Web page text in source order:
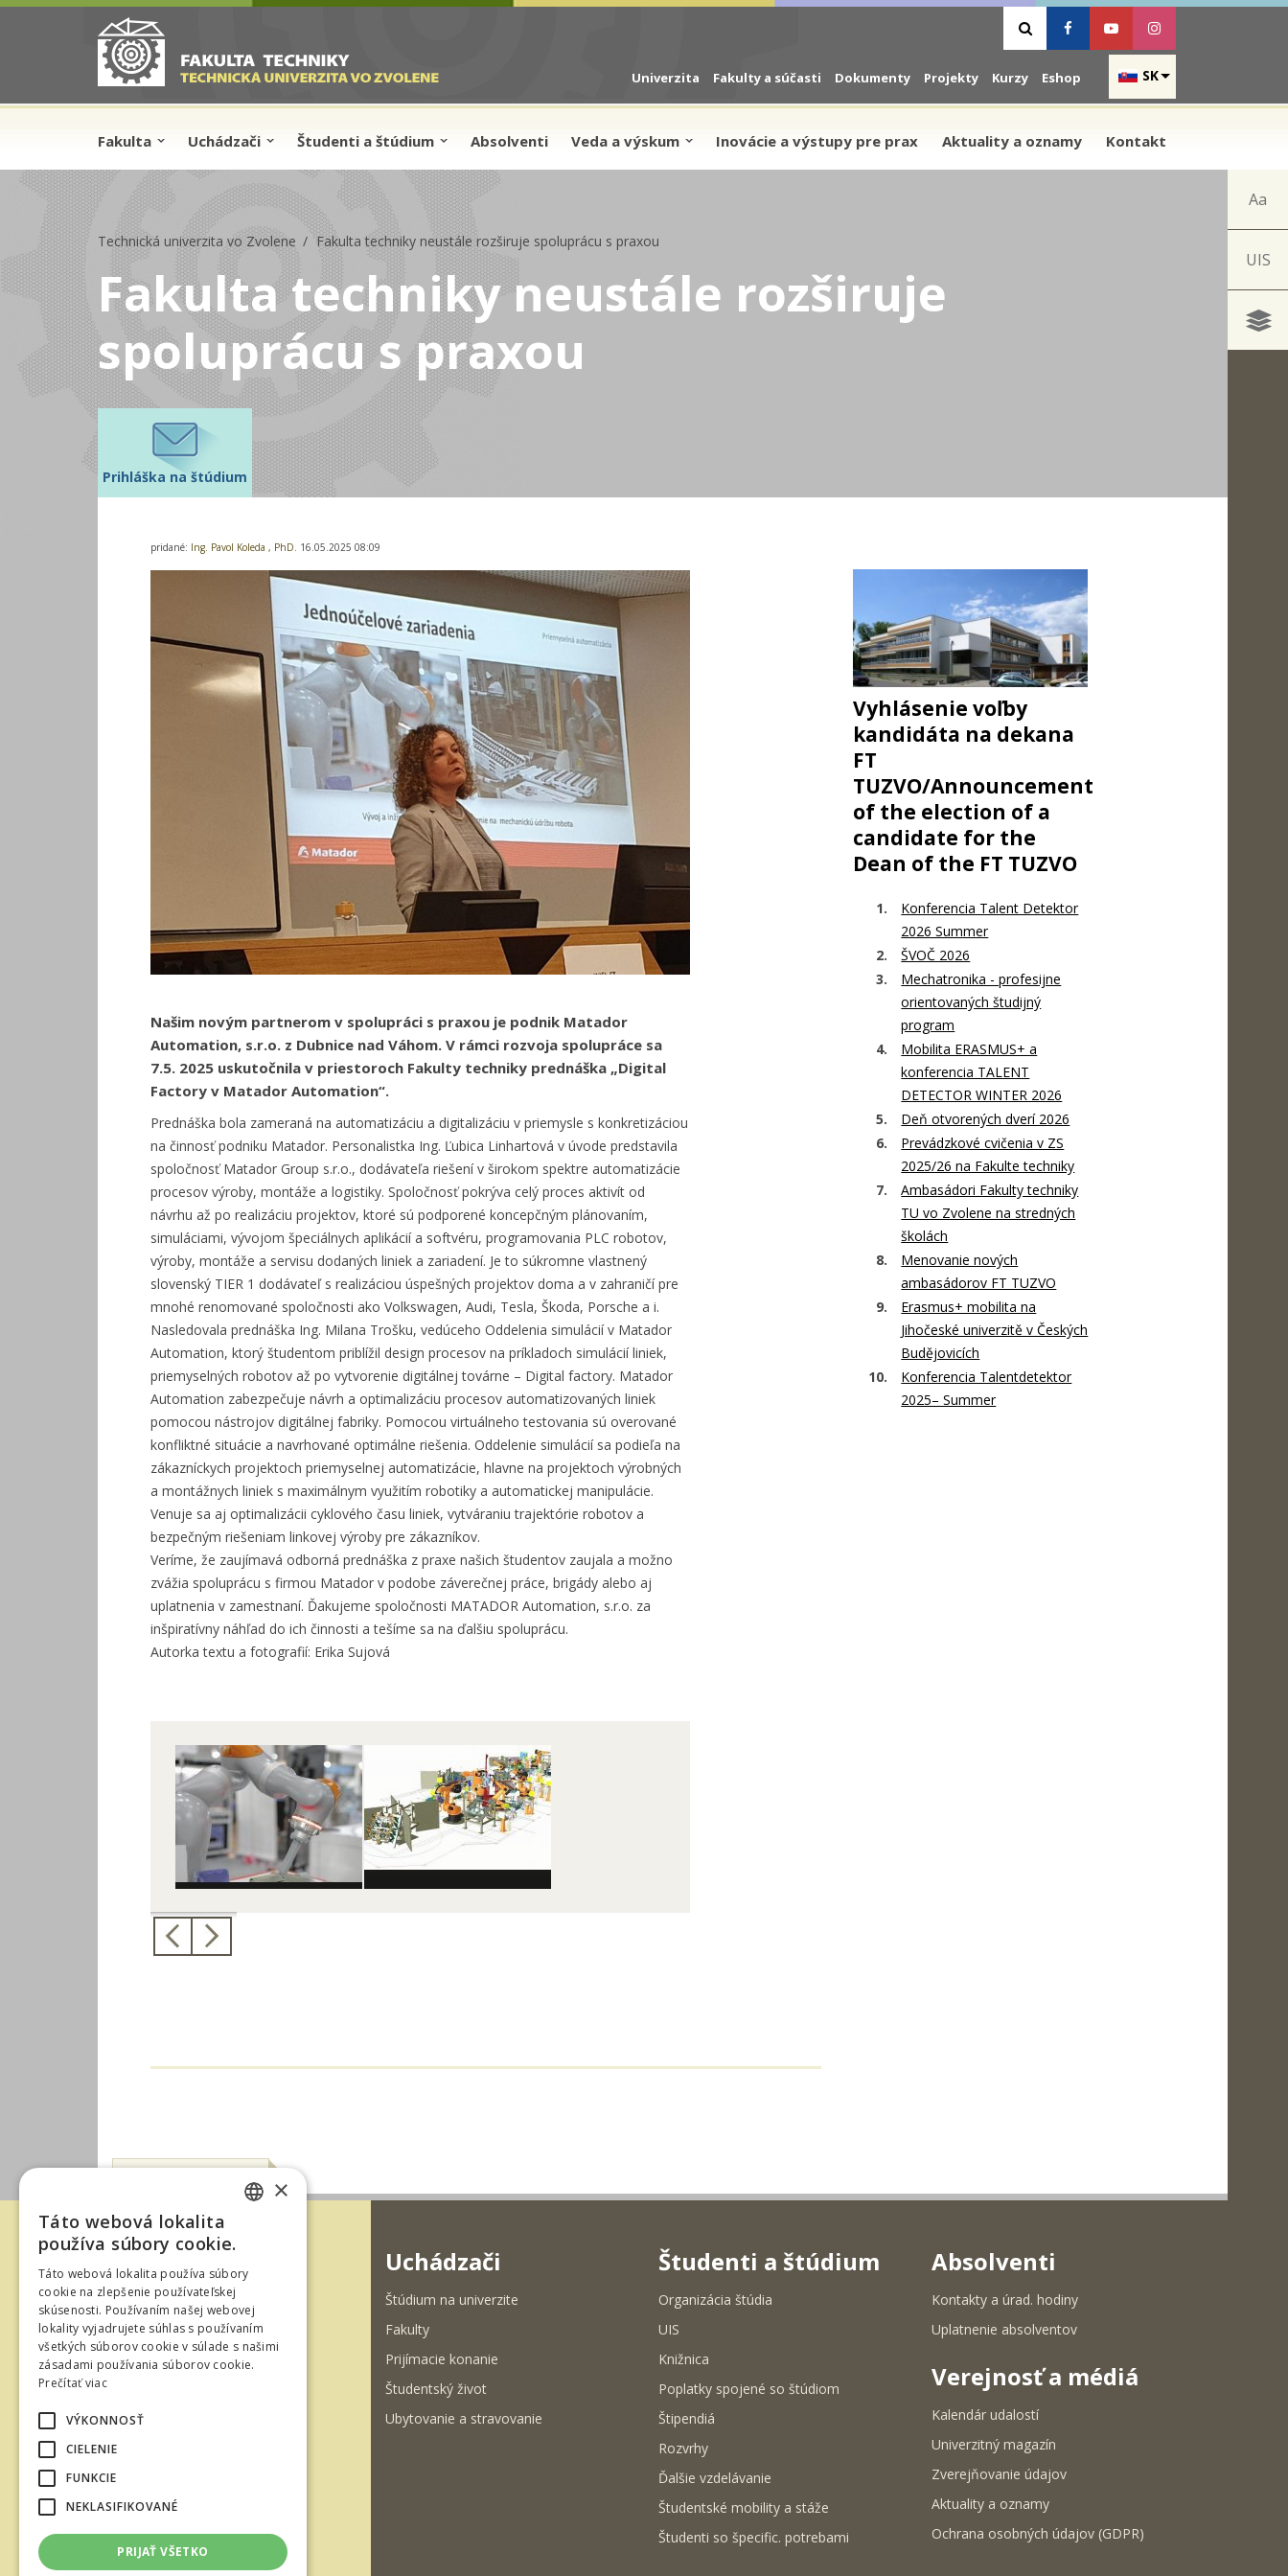
Skip to cookies
Skip to navigation
Skočiť na hlavný obsah
Vyhľadávanie
FacebookYoutubeInstagram
SK
Univerzita Fakulty a súčasti Dokumenty Projekty Kurzy Eshop
Fakulta Uchádzači Študenti a štúdium Absolventi Veda a výskum Inovácie a výstupy pre prax Aktuality a oznamy Kontakt
Aa
UIS
Technická univerzita vo Zvolene Fakulta techniky neustále rozširuje spoluprácu s praxou
Fakulta techniky neustále rozširuje
spoluprácu s praxou
Prihláška na štúdium
pridané: Ing. Pavol Koleda , PhD. 16.05.2025 08:09
Našim novým partnerom v spolupráci s praxou je podnik Matador
Automation, s.r.o. z Dubnice nad Váhom. V rámci rozvoja spolupráce sa
7.5. 2025 uskutočnila v priestoroch Fakulty techniky prednáška „Digital
Factory v Matador Automation“.
Prednáška bola zameraná na automatizáciu a digitalizáciu v priemysle s konkretizáciou
na činnosť podniku Matador. Personalistka Ing. Ľubica Linhartová v úvode predstavila
spoločnosť Matador Group s.r.o., dodávateľa riešení v širokom spektre automatizácie
procesov výroby, montáže a logistiky. Spoločnosť pokrýva celý proces aktivít od
návrhu až po realizáciu projektov, ktoré sú podporené koncepčným plánovaním,
simuláciami, vývojom špeciálnych aplikácií a softvéru, programovania PLC robotov,
výroby, montáže a servisu dodaných liniek a zariadení. Je to súkromne vlastnený
slovenský TIER 1 dodávateľ s realizáciou úspešných projektov doma a v zahraničí pre
mnohé renomované spoločnosti ako Volkswagen, Audi, Tesla, Škoda, Porsche a i.
Nasledovala prednáška Ing. Milana Trošku, vedúceho Oddelenia simulácií v Matador
Automation, ktorý študentom priblížil design procesov na príkladoch simulácií liniek,
priemyselných robotov až po vytvorenie digitálnej továrne – Digital factory. Matador
Automation zabezpečuje návrh a optimalizáciu procesov automatizovaných liniek
pomocou nástrojov digitálnej fabriky. Pomocou virtuálneho testovania sú overované
konfliktné situácie a navrhované optimálne riešenia. Oddelenie simulácií sa podieľa na
zákazníckych projektoch priemyselnej automatizácie, hlavne na projektoch výrobných
a montážnych liniek s maximálnym využitím robotiky a automatickej manipulácie.
Venuje sa aj optimalizácii cyklového času liniek, vytváraniu trajektórie robotov a
bezpečným riešeniam linkovej výroby pre zákazníkov.
Veríme, že zaujímavá odborná prednáška z praxe našich študentov zaujala a možno
zvážia spoluprácu s firmou Matador v podobe záverečnej práce, brigády alebo aj
uplatnenia v zamestnaní. Ďakujeme spoločnosti MATADOR Automation, s.r.o. za
inšpiratívny náhľad do ich činnosti a tešíme sa na ďalšiu spoluprácu.
Autorka textu a fotografií: Erika Sujová
Vyhlásenie voľby
kandidáta na dekana
FT
TUZVO/Announcement
of the election of a
candidate for the
Dean of the FT TUZVO
Konferencia Talent Detektor
2026 Summer
ŠVOČ 2026
Mechatronika - profesijne
orientovaných študijný
program
Mobilita ERASMUS+ a
konferencia TALENT
DETECTOR WINTER 2026
Deň otvorených dverí 2026
Prevádzkové cvičenia v ZS
2025/26 na Fakulte techniky
Ambasádori Fakulty techniky
TU vo Zvolene na stredných
školách
Menovanie nových
ambasádorov FT TUZVO
Erasmus+ mobilita na
Jihočeské univerzitě v Českých
Budějovicích
Konferencia Talentdetektor
2025– Summer
Študentská 26
960 01 Zvolen
Tel.: +421-45-520 61 11
Tel.: +421-45-520 65 01
Fax: +421-45-533 00 27
e-mail: dft@tuzvo.sk
Uchádzači
Štúdium na univerzite
Fakulty
Prijímacie konanie
Študentský život
Ubytovanie a stravovanie
Študenti a štúdium
Organizácia štúdia
UIS
Knižnica
Poplatky spojené so štúdiom
Štipendiá
Rozvrhy
Ďalšie vzdelávanie
Študentské mobility a stáže
Študenti so špecific. potrebami
Absolventi
Kontakty a úrad. hodiny
Uplatnenie absolventov
Verejnosť a médiá
Kalendár udalostí
Univerzitný magazín
Zverejňovanie údajov
Aktuality a oznamy
Ochrana osobných údajov (GDPR)
×
Táto webová lokalita
používa súbory cookie.
Táto webová lokalita používa súbory
cookie na zlepšenie používateľskej
skúsenosti. Používaním našej webovej
lokality vyjadrujete súhlas s používaním
všetkých súborov cookie v súlade s našimi
zásadami používania súborov cookie.
Prečítať viac
VÝKONNOSŤ
CIELENIE
FUNKCIE
NEKLASIFIKOVANÉ
PRIJAŤ VŠETKO